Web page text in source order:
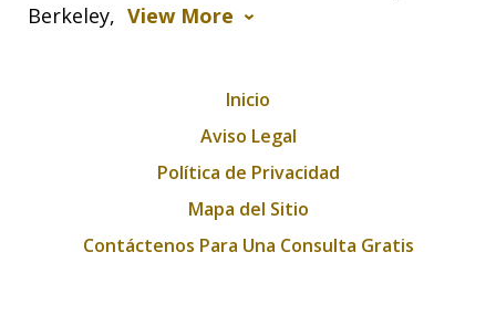
Berkeley, View More
Inicio
Aviso Legal
Política de Privacidad
Mapa del Sitio
Contáctenos Para Una Consulta Gratis